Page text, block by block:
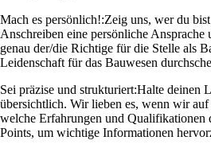
Mach es persönlich!:Zeig uns, wer du
Anschreiben eine persönliche Ansprache
genau der/die Richtige für die Stelle als
Leidenschaft für das Bauwesen
Sei präzise und strukturiert:Halte deinen
übersichtlich. Wir lieben es, wenn wir
welche Erfahrungen und
Points, um wichtige Informationen